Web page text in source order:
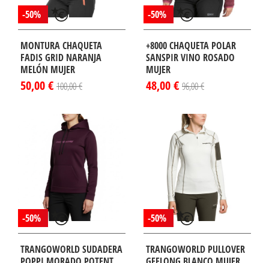
-50%
MONTURA CHAQUETA
FADIS GRID NARANJA
MELÓN MUJER
50,00 € 100,00 €
-50%
+8000 CHAQUETA POLAR
SANSPIR VINO ROSADO
MUJER
48,00 € 96,00 €
-50%
TRANGOWORLD SUDADERA
-50%
TRANGOWORLD PULLOVER